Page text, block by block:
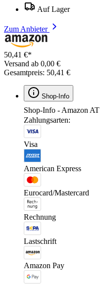
Auf Lager
Zum Anbieter
50,41 €*
Versand ab 0,00 €
Gesamtpreis: 50,41 €
Shop-Info
Shop-Info - Amazon AT
Zahlungsarten:
Visa
American Express
Eurocard/Mastercard
Rechnung
Lastschrift
Amazon Pay